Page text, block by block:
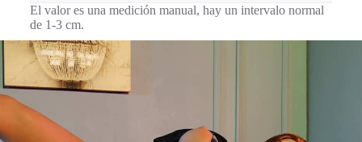
El valor es una medición manual, hay un intervalo normal
de 1-3 cm.